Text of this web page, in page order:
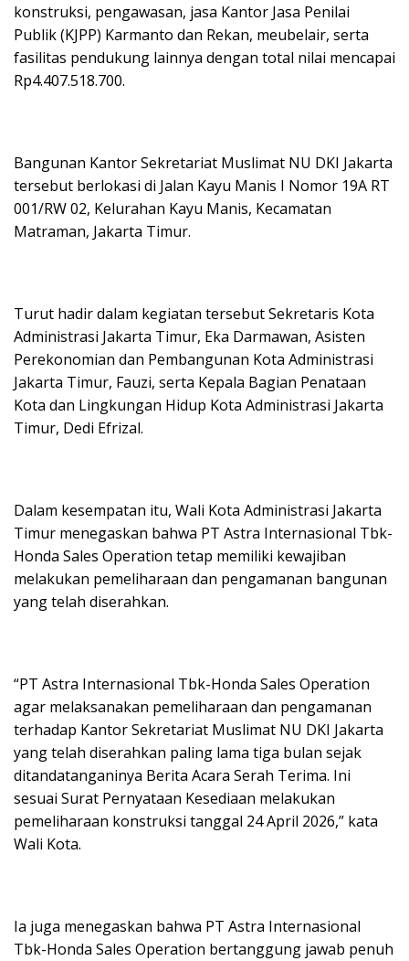
konstruksi, pengawasan, jasa Kantor Jasa Penilai
Publik (KJPP) Karmanto dan Rekan, meubelair, serta
fasilitas pendukung lainnya dengan total nilai mencapai
Rp4.407.518.700.
Bangunan Kantor Sekretariat Muslimat NU DKI Jakarta
tersebut berlokasi di Jalan Kayu Manis I Nomor 19A RT
001/RW 02, Kelurahan Kayu Manis, Kecamatan
Matraman, Jakarta Timur.
Turut hadir dalam kegiatan tersebut Sekretaris Kota
Administrasi Jakarta Timur, Eka Darmawan, Asisten
Perekonomian dan Pembangunan Kota Administrasi
Jakarta Timur, Fauzi, serta Kepala Bagian Penataan
Kota dan Lingkungan Hidup Kota Administrasi Jakarta
Timur, Dedi Efrizal.
Dalam kesempatan itu, Wali Kota Administrasi Jakarta
Timur menegaskan bahwa PT Astra Internasional Tbk-
Honda Sales Operation tetap memiliki kewajiban
melakukan pemeliharaan dan pengamanan bangunan
yang telah diserahkan.
“PT Astra Internasional Tbk-Honda Sales Operation
agar melaksanakan pemeliharaan dan pengamanan
terhadap Kantor Sekretariat Muslimat NU DKI Jakarta
yang telah diserahkan paling lama tiga bulan sejak
ditandatanganinya Berita Acara Serah Terima. Ini
sesuai Surat Pernyataan Kesediaan melakukan
pemeliharaan konstruksi tanggal 24 April 2026,” kata
Wali Kota.
Ia juga menegaskan bahwa PT Astra Internasional
Tbk-Honda Sales Operation bertanggung jawab penuh